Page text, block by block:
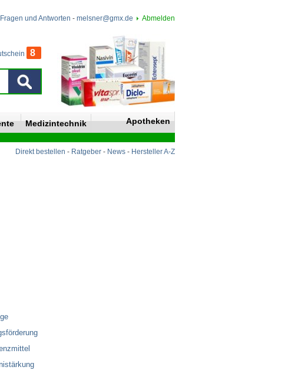
Fragen und Antworten - melsner@gmx.de Abmelden
8
Medizintechnik Apotheken
Direkt bestellen - Ratgeber - News - Hersteller A-Z